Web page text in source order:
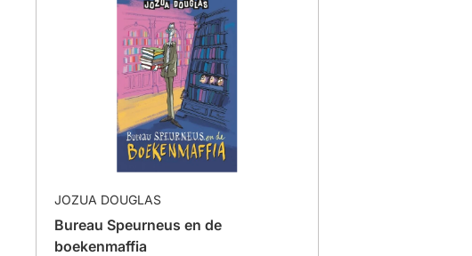
JOZUA DOUGLAS
Bureau Speurneus en de
boekenmaffia